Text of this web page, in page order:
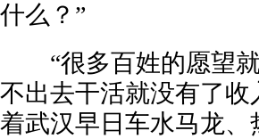
什么？”
“很多百姓的愿望就
不出去干活就没有了
着武汉早日车水马龙